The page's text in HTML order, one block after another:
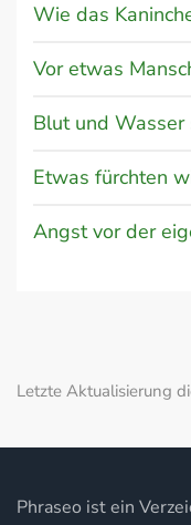
Wie das
Vor etwas
Blut und Wasser
Etwas fürchten
Angst vor der
Letzte Aktualisierung
Phraseo ist ein